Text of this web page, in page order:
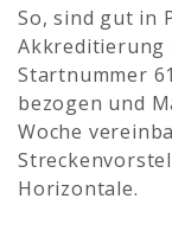
So, sind gut in
Startnummer
bezogen und
Woche
Horizontale.